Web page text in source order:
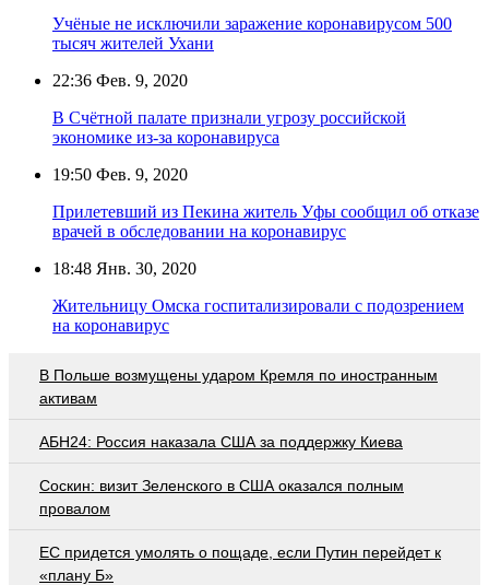
Учёные не исключили заражение коронавирусом 500
тысяч жителей Ухани
22:36 Фев. 9, 2020
В Счётной палате признали угрозу российской
экономике из-за коронавируса
19:50 Фев. 9, 2020
Прилетевший из Пекина житель Уфы сообщил об отказе
врачей в обследовании на коронавирус
18:48 Янв. 30, 2020
Жительницу Омска госпитализировали с подозрением
на коронавирус
В Польше возмущены ударом Кремля по иностранным
активам
АБН24: Россия наказала США за поддержку Киева
Соскин: визит Зеленского в США оказался полным
провалом
EC придется умолять о пощаде, если Путин перейдет к
«плану Б»